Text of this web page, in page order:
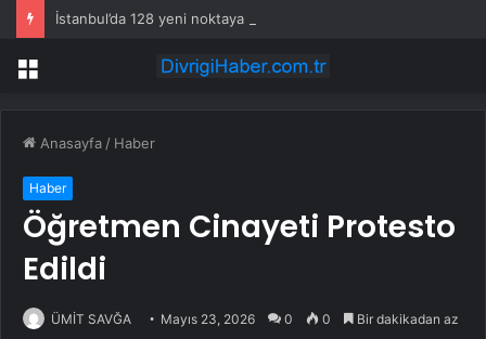
İstanbul’da 128 yeni noktaya daha EDS geliyor
Menü
Anasayfa / Haber
Haber
Öğretmen Cinayeti Protesto
Edildi
ÜMİT SAVĞA Mayıs 23, 2026 0 0 Bir dakikadan az